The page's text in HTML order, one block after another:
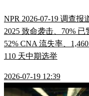
NPR 2026-07-19 调查报
2025 致命袭击、70% 已
52% CNA 流失率、
110 天中期选举
2026-07-19 12:39